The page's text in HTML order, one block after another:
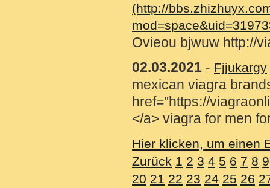
(http://
Ovieou bjwuw http://
02.03.2021 - Fjjukargy
mexican viagra
href="https://
</a> viagra for men
Hier klicken, um einen
Zurück 1 2 3 4 5 6 7 8 9
20 21 22 23 24 25 26